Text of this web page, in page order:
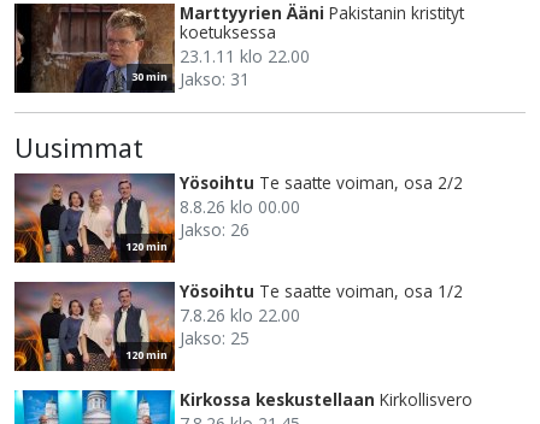
30 min
Marttyyrien Ääni Pakistanin kristityt
koetuksessa
23.1.11 klo 22.00
Jakso: 31
Uusimmat
120 min
Yösoihtu Te saatte voiman, osa 2/2
8.8.26 klo 00.00
Jakso: 26
120 min
Yösoihtu Te saatte voiman, osa 1/2
7.8.26 klo 22.00
Jakso: 25
Kirkossa keskustellaan Kirkollisvero